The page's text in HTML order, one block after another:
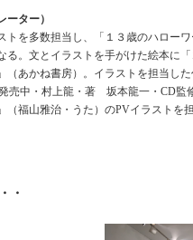
ター）
トを多数担当し、「１３歳のハロー
る。文とイラストを手がけた絵本に
（あかね書房）。イラストを担当し
発売中・村上龍・著 坂本龍一・CD
（福山雅治・うた）のPVイラストを
・